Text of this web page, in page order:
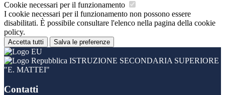
Cookie necessari per il funzionamento
I cookie necessari per il funzionamento non possono essere
disabilitati. È possibile consultare l'elenco nella pagina della cookie
policy.
Accetta tutti Salva le preferenze
ISTRUZIONE SECONDARIA SUPERIORE
"E. MATTEI"
Contatti